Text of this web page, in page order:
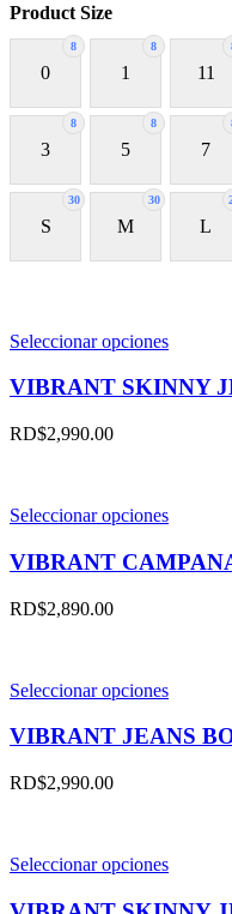
Product Size
8
0
8
1 11
8
3
8
5 7
30
S
30
M L
Seleccionar opcionesEste
tiene
pueden
en
la
VIBRANT SKINNY
RD$2,990.00
Seleccionar opcionesEste
tiene
pueden
en
la
VIBRANT
RD$2,890.00
Seleccionar opcionesEste
tiene
pueden
en
VIBRANT JEANS
RD$2,990.00
Seleccionar opcionesEste
tiene